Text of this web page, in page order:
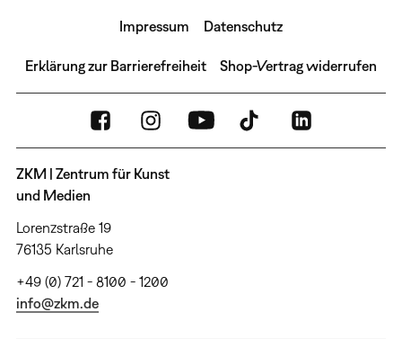
Impressum Datenschutz
Erklärung zur Barrierefreiheit Shop-Vertrag widerrufen
ZKM | Zentrum für Kunst
und Medien
Lorenzstraße 19
76135 Karlsruhe
+49 (0) 721 - 8100 - 1200
info@zkm.de